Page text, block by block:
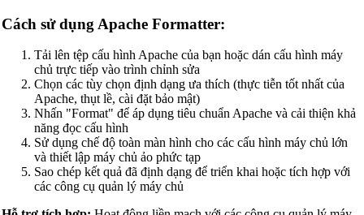
📝Công cụ Định dạng & Làm đẹp mã
HTML Beautifier
CSS Beautifier
JavaScript Beautifier
TypeScript Beautifier
JSX Beautifier
Vue Beautifier
Cách sử dụng Apache Formatter:
Tải lên tệp cấu hình Apache của bạn hoặc dán cấu hình máy
chủ trực tiếp vào trình chỉnh sửa
Chọn các tùy chọn định dạng ưa thích (thực tiễn tốt nhất của
Apache, thụt lề, cài đặt bảo mật)
Nhấn "Format" để áp dụng tiêu chuẩn Apache và cải thiện khả
năng đọc cấu hình
Sử dụng chế độ toàn màn hình cho các cấu hình máy chủ lớn
và thiết lập máy chủ ảo phức tạp
Sao chép kết quả đã định dạng để triển khai hoặc tích hợp với
các công cụ quản lý máy chủ